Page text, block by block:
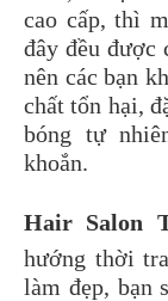
cao cấp, thì
đây đều được
nên các bạn
chất tổn hại,
bóng tự
khoắn.
Hair Salon
hướng thời
làm đẹp, bạn